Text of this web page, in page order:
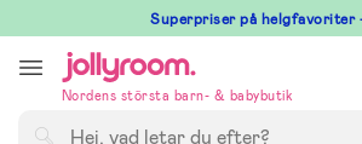
till
innehållet
Superpriser på helgfavoriter
Nordens största barn- & babybutik